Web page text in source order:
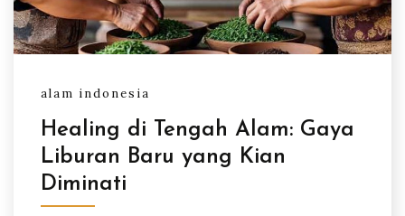
alam indonesia
Healing di Tengah Alam: Gaya
Liburan Baru yang Kian
Diminati